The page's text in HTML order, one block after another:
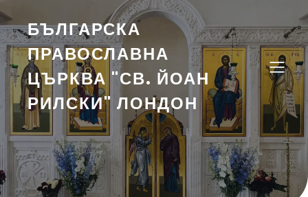
БЪЛГАРСКА
ПРАВОСЛАВНА
ЦЪРКВА "СВ. ЙОАН
РИЛСКИ" ЛОНДОН